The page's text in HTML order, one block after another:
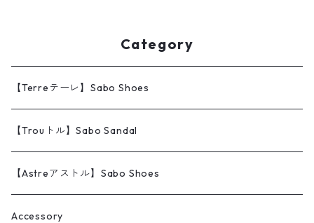
Category
【Terreテーレ】Sabo Shoes
【Trouトル】Sabo Sandal
【Astreアストル】Sabo Shoes
Accessory